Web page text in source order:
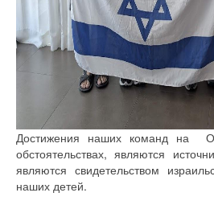
Достижения наших команд на
обстоятельствах, являются
являются свидетельством
наших детей.